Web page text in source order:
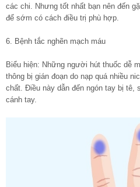
các chi. Nhưng tốt nhất bạn nên đến
để sớm có cách điều trị phù hợp.
6. Bệnh tắc nghẽn mạch máu
Biểu hiện: Những người hút thuốc dễ
thông bị gián đoạn do nạp quá nhiều
chất. Điều này dẫn đến ngón tay bị tê,
cánh tay.